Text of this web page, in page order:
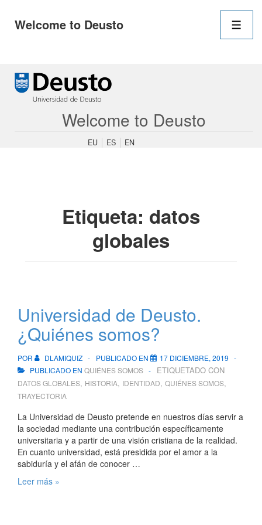
Welcome to Deusto
principal
Saltar
contenido
Welcome to Deusto
EU ES EN
Etiqueta: datos
globales
Universidad de Deusto.
¿Quiénes somos?
POR DLAMIQUIZ PUBLICADO EN
17 DICIEMBRE, 2019
PUBLICADO EN QUIÉNES SOMOS ETIQUETADO CON
DATOS GLOBALES, HISTORIA, IDENTIDAD, QUIÉNES SOMOS,
TRAYECTORIA
La Universidad de Deusto pretende en nuestros días servir a
la sociedad mediante una contribución específicamente
universitaria y a partir de una visión cristiana de la realidad.
En cuanto universidad, está presidida por el amor a la
sabiduría y el afán de conocer …
Universidad
Leer más »